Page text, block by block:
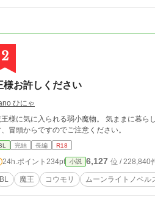
2
様お許しください
ひにゃ
様に気に入られる弱小魔物。 気ままに暮らしていた
冒頭からですのでご注意ください。
完結 長編 R18
24h.ポイント 234pt 小説 6,127 位 / 228,840
BL 魔王 コウモリ ムーンライトノベル